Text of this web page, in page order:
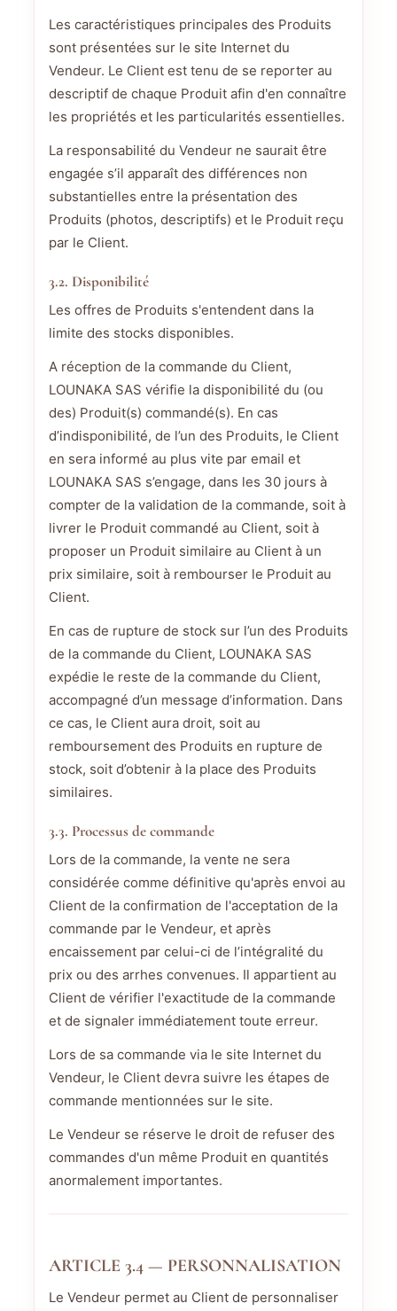
Les caractéristiques principales des Produits
sont présentées sur le site Internet du
Vendeur. Le Client est tenu de se reporter au
descriptif de chaque Produit afin d'en connaître
les propriétés et les particularités essentielles.
La responsabilité du Vendeur ne saurait être
engagée s’il apparaît des différences non
substantielles entre la présentation des
Produits (photos, descriptifs) et le Produit reçu
par le Client.
3.2. Disponibilité
Les offres de Produits s'entendent dans la
limite des stocks disponibles.
A réception de la commande du Client,
LOUNAKA SAS vérifie la disponibilité du (ou
des) Produit(s) commandé(s). En cas
d’indisponibilité, de l’un des Produits, le Client
en sera informé au plus vite par email et
LOUNAKA SAS s’engage, dans les 30 jours à
compter de la validation de la commande, soit à
livrer le Produit commandé au Client, soit à
proposer un Produit similaire au Client à un
prix similaire, soit à rembourser le Produit au
Client.
En cas de rupture de stock sur l’un des Produits
de la commande du Client, LOUNAKA SAS
expédie le reste de la commande du Client,
accompagné d’un message d’information. Dans
ce cas, le Client aura droit, soit au
remboursement des Produits en rupture de
stock, soit d’obtenir à la place des Produits
similaires.
3.3. Processus de commande
Lors de la commande, la vente ne sera
considérée comme définitive qu'après envoi au
Client de la confirmation de l'acceptation de la
commande par le Vendeur, et après
encaissement par celui-ci de l’intégralité du
prix ou des arrhes convenues. Il appartient au
Client de vérifier l'exactitude de la commande
et de signaler immédiatement toute erreur.
Lors de sa commande via le site Internet du
Vendeur, le Client devra suivre les étapes de
commande mentionnées sur le site.
Le Vendeur se réserve le droit de refuser des
commandes d'un même Produit en quantités
anormalement importantes.
ARTICLE 3.4 — PERSONNALISATION
Le Vendeur permet au Client de personnaliser